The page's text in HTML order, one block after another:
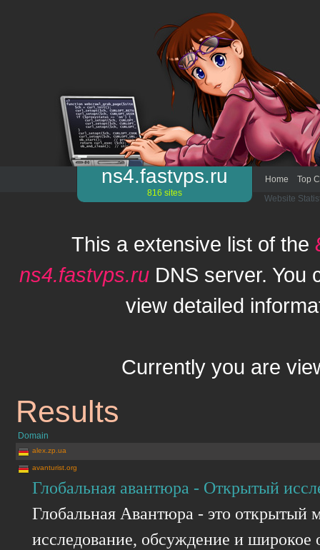
Home Top
ns4.fastvps.ru
816 sites
Website
This a extensive list of the
ns4.fastvps.ru DNS server. You
view detailed
Currently you are
Results
Domain
alex.zp.ua
avanturist.org
Глобальная авантюра - Открытый
Глобальная Авантюра - это открытый
исследование, обсуждение и широкое